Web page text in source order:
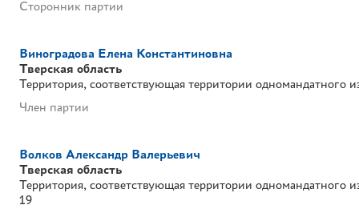
Сторонник партии
Виноградова Елена Константиновна
Тверская область
Территория, соответствующая территории
Член партии
Волков Александр Валерьевич
Тверская область
Территория, соответствующая территории
19